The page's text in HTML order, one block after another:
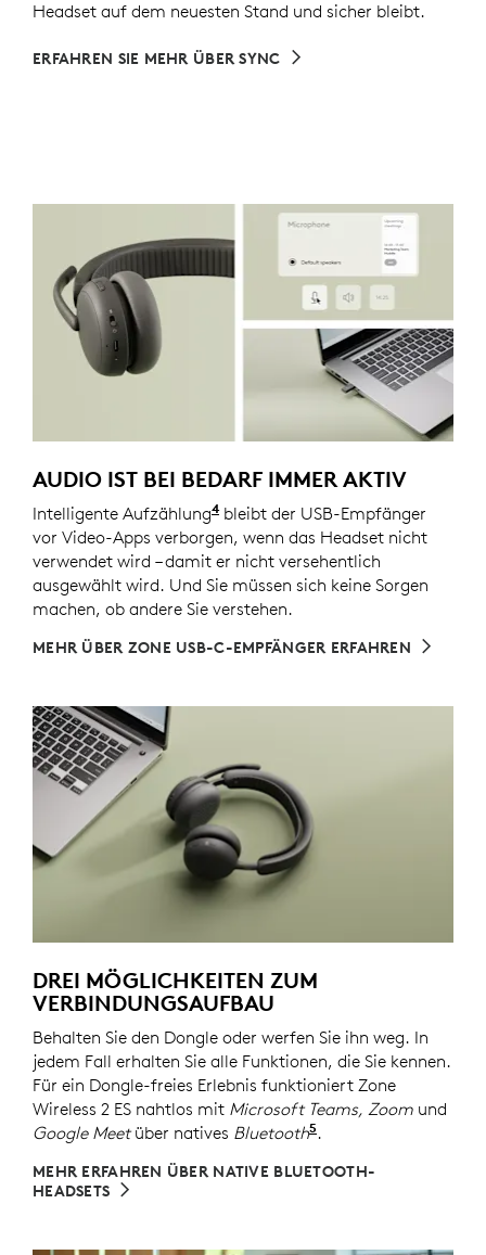
Headset auf dem neuesten Stand und sicher bleibt.
ERFAHREN SIE MEHR ÜBER SYNC
AUDIO IST BEI BEDARF IMMER AKTIV
Intelligente Aufzählung4Bei Versionen mit Empfänger
bleibt der USB-Empfänger
vor Video-Apps verborgen, wenn das Headset nicht
verwendet wird – damit er nicht versehentlich
ausgewählt wird. Und Sie müssen sich keine Sorgen
machen, ob andere Sie verstehen.
MEHR ÜBER ZONE USB-C-EMPFÄNGER ERFAHREN
DREI MÖGLICHKEITEN ZUM
VERBINDUNGSAUFBAU
Behalten Sie den Dongle oder werfen Sie ihn weg. In
jedem Fall erhalten Sie alle Funktionen, die Sie kennen.
Für ein Dongle-freies Erlebnis funktioniert Zone
Wireless 2 ES nahtlos mit Microsoft Teams, Zoom und
Google Meetüber natives Bluetooth5 Informationen zu
.
MEHR ERFAHREN ÜBER NATIVE BLUETOOTH-
HEADSETS